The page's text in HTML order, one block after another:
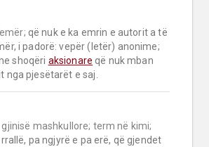
që nuk e ka emrin e autorit a të
i padorë: vepër (letër) anonime;
shoqëri aksionare që nuk mban
nga pjesëtarët e saj.
mashkullore; term në kimi;
pa ngjyrë e pa erë, që gjendet